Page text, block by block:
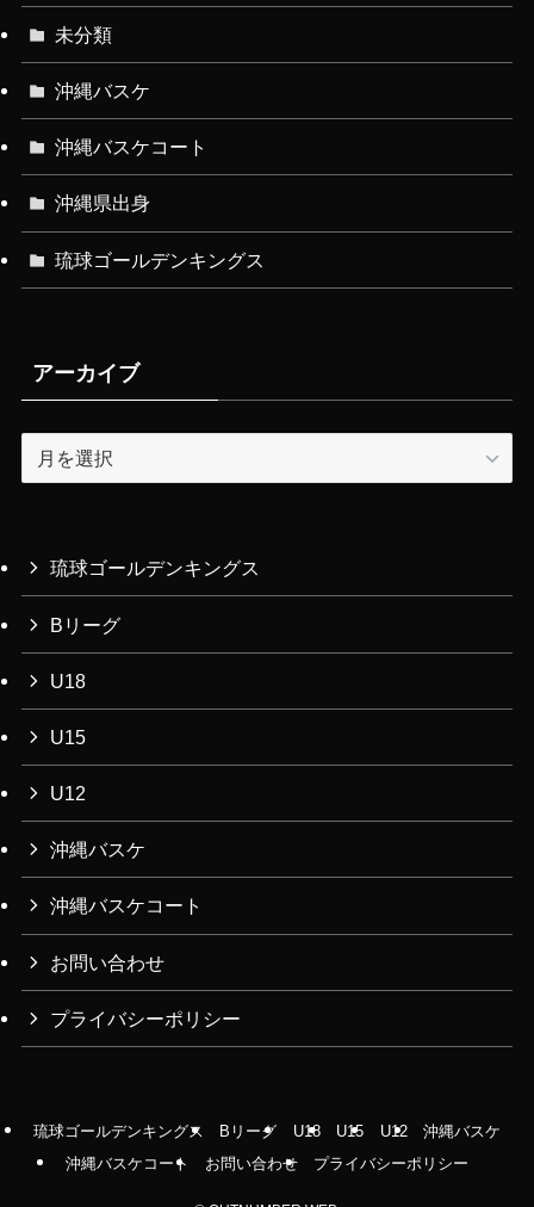
未分類
沖縄バスケ
沖縄バスケコート
沖縄県出身
琉球ゴールデンキングス
アーカイブ
ー
ブ
琉球ゴールデンキングス
Bリーグ
U18
U15
U12
沖縄バスケ
沖縄バスケコート
お問い合わせ
プライバシーポリシー
琉球ゴールデンキングス Bリーグ U18 U15 U12
沖縄バスケ
沖縄バスケコート
お問い合わせ プライバシーポリシー